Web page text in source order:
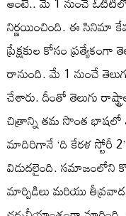
నిర్ణయించింది. ఈ సినిమా
ప్రేక్షకుల కోసం
రానుంది. మే 1 నుంచే
చేశారు. దీంతో తెలుగు
చిత్రాన్ని తమ సొంత భాషలో
మాదిరిగానే ‘ది కేరళ స్టోరీ
విడుదలైంది. సమాజంలోని
మార్పిడిలు మరియు